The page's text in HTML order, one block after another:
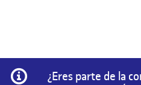
Información
¿Eres parte de la